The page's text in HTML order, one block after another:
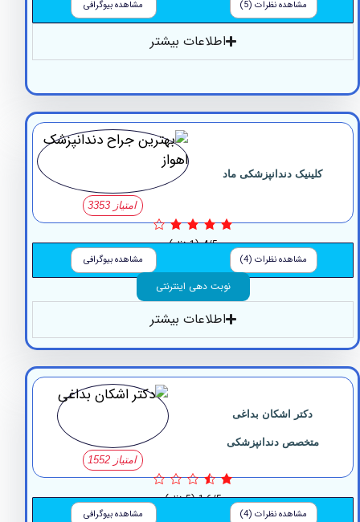
مشاهده نظرات (5) مشاهده بیوگرافی
اطلاعات بیشتر
دندانپزشکی ماد
4/5 (1 نظر)
مشاهده نظرات (4) مشاهده بیوگرافی
نوبت دهی اینترنتی
اطلاعات بیشتر
دکتر اشکان بداغی
متخصص دندانپزشکی
1.6/5 (5 نظر)
مشاهده نظرات (4) مشاهده بیوگرافی